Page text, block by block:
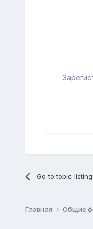
Go to topic listing
Главная Общие